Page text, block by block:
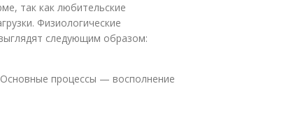
так как любительские
Физиологические
следующим образом:
Основные процессы — восполнение